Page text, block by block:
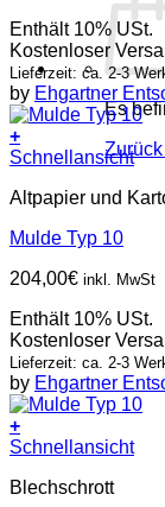
Es
Enthält 10% USt.
Kostenloser
Lieferzeit: ca. 2-3
by Ehgartner
+
Schnellansicht
Altpapier und
Mulde Typ 10
204,00€ inkl. MwSt
Enthält 10% USt.
Kostenloser
Lieferzeit: ca. 2-3
by Ehgartner
+
Schnellansicht
Blechschrott